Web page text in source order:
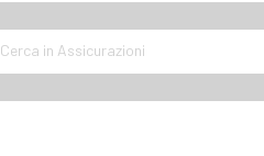
Cerca in Assicurazioni